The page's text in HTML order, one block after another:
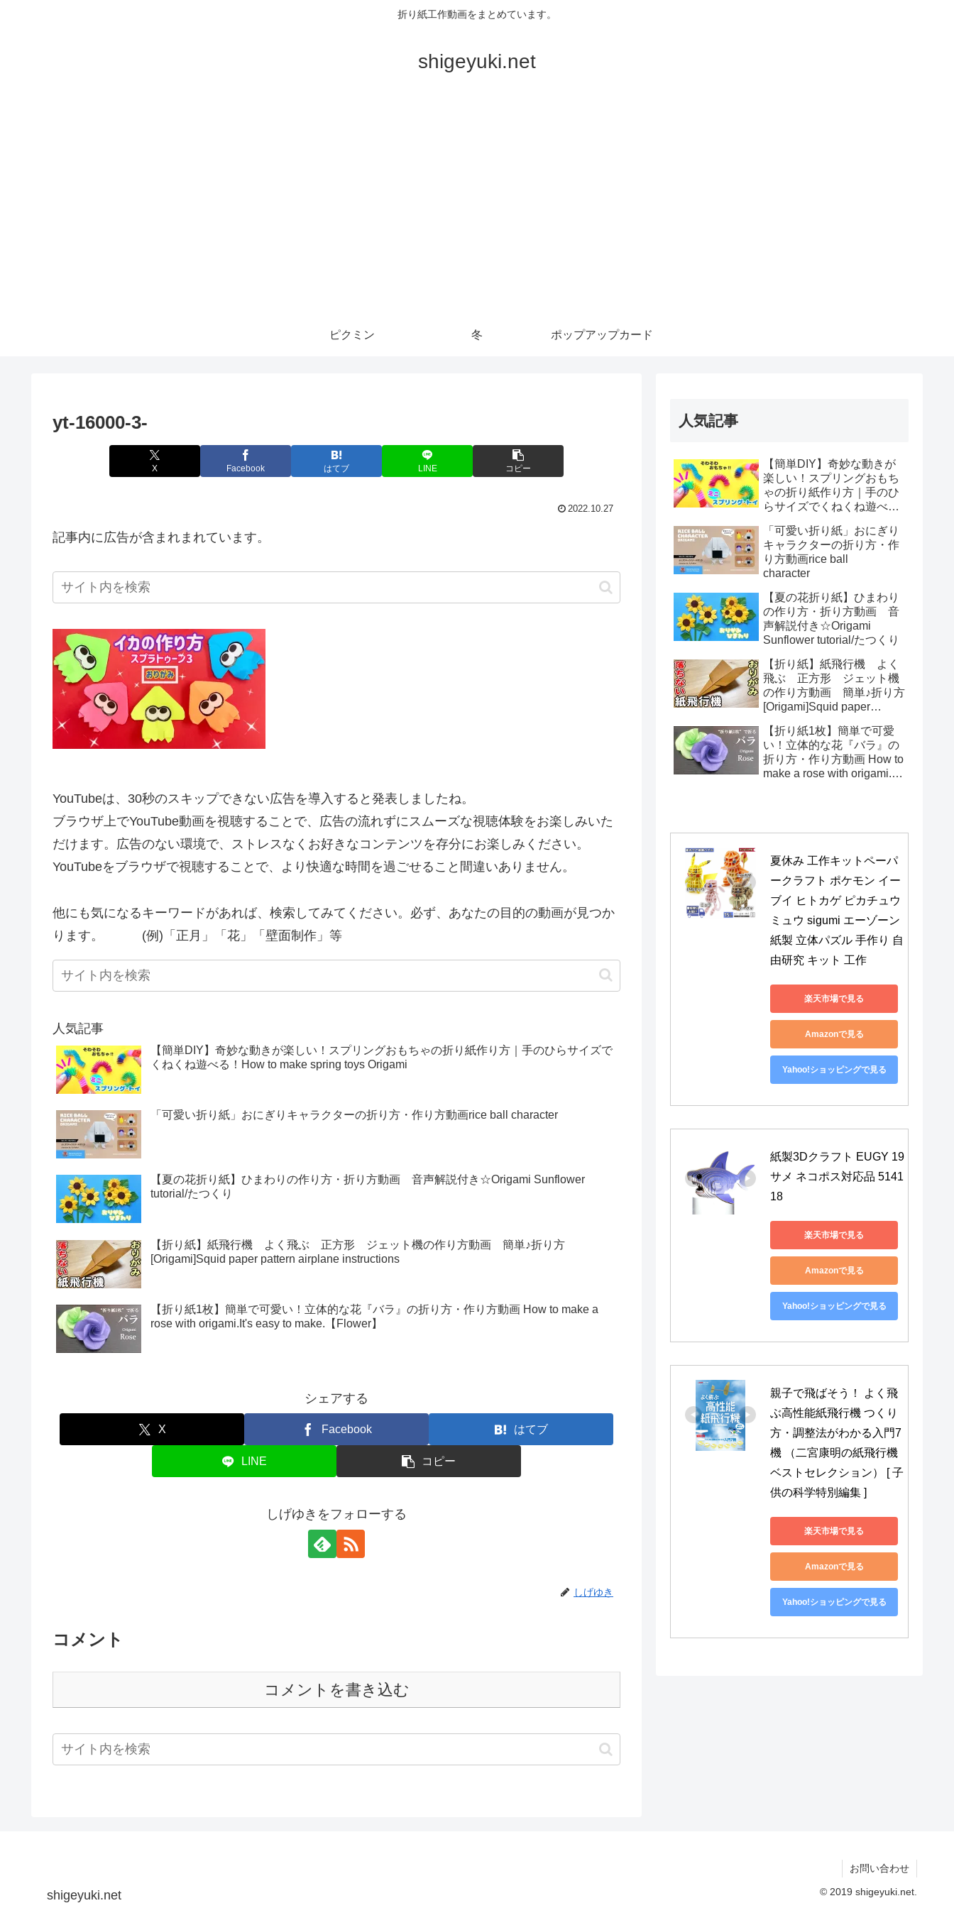
折り紙工作動画をまとめています。
shigeyuki.net
ピクミン 冬 ポップアップカード
yt-16000-3-
X Facebook はてブ LINE コピー
2022.10.27
記事内に広告が含まれまれています。
YouTubeは、30秒のスキップできない広告を導入すると発表しましたね。
ブラウザ上でYouTube動画を視聴することで、広告の流れずにスムーズな視聴体験をお楽しみいた
だけます。広告のない環境で、ストレスなくお好きなコンテンツを存分にお楽しみください。
YouTubeをブラウザで視聴することで、より快適な時間を過ごせること間違いありません。
他にも気になるキーワードがあれば、検索してみてください。必ず、あなたの目的の動画が見つか
ります。 (例)「正月」「花」「壁面制作」等
人気記事
【簡単DIY】奇妙な動きが楽しい！スプリングおもちゃの折り紙作り方｜手のひらサイズで
くねくね遊べる！How to make spring toys Origami
「可愛い折り紙」おにぎりキャラクターの折り方・作り方動画rice ball character
【夏の花折り紙】ひまわりの作り方・折り方動画 音声解説付き☆Origami Sunflower
tutorial/たつくり
【折り紙】紙飛行機 よく飛ぶ 正方形 ジェット機の作り方動画 簡単♪折り方
[Origami]Squid paper pattern airplane instructions
【折り紙1枚】簡単で可愛い！立体的な花『バラ』の折り方・作り方動画 How to make a
rose with origami.It's easy to make.【Flower】
シェアする
X Facebook はてブ
LINE コピー
しげゆきをフォローする
しげゆき
コメント
コメントを書き込む
人気記事
【簡単DIY】奇妙な動きが
楽しい！スプリングおもち
ゃの折り紙作り方｜手のひ
らサイズでくねくね遊べ
toys Origami
「可愛い折り紙」おにぎり
キャラクターの折り方・作
り方動画rice ball
character
【夏の花折り紙】ひまわり
の作り方・折り方動画 音
声解説付き☆Origami
Sunflower tutorial/たつくり
【折り紙】紙飛行機 よく
飛ぶ 正方形 ジェット機
の作り方動画 簡単♪折り方
[Origami]Squid paper
【折り紙1枚】簡単で可愛
い！立体的な花『バラ』の
折り方・作り方動画 How to
make a rose with origami.It's
夏休み 工作キットペーパ
ークラフト ポケモン イー
ブイ ヒトカゲ ピカチュウ
ミュウ sigumi エーゾーン
紙製 立体パズル 手作り 自
由研究 キット 工作
楽天市場で見る
Amazonで見る
Yahoo!ショッピングで見る
紙製3Dクラフト EUGY 19
サメ ネコポス対応品 5141
18
楽天市場で見る
Amazonで見る
Yahoo!ショッピングで見る
親子で飛ばそう！ よく飛
ぶ高性能紙飛行機 つくり
方・調整法がわかる入門7
機 （二宮康明の紙飛行機
ベストセレクション） [ 子
供の科学特別編集 ]
楽天市場で見る
Amazonで見る
Yahoo!ショッピングで見る
shigeyuki.net
お問い合わせ
© 2019 shigeyuki.net.